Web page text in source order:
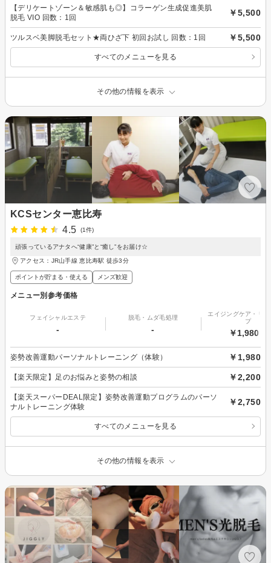
【デリケートゾーン＆敏感肌も◎】コラーゲン生成促進美肌
脱毛 VIO 回数：1回
￥5,500
ツルスベ美脚脱毛セット★両ひざ下 初回お試し 回数：1回 ￥5,500
すべてのメニューを見る
その他の情報を表示
KCSセンター恵比寿
4.5
(1件)
頑張っているアナタへ“健康”と“癒し”をお届け☆
アクセス：JR山手線 恵比寿駅 徒歩3分
ポイントが貯まる・使える メンズ歓迎
メニュー別参考価格
フェイシャルエステ
-
脱毛・ムダ毛処理
-
エイジングケア・リ
プ
￥1,980～
姿勢改善運動パーソナルトレーニング（体験） ￥1,980
【楽天限定】足のお悩みと姿勢の相談 ￥2,200
【楽天スーパーDEAL限定】姿勢改善運動プログラムのパーソ
ナルトレーニング体験
￥2,750
すべてのメニューを見る
その他の情報を表示